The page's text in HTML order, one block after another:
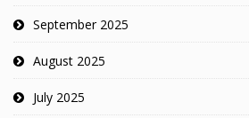
September 2025
August 2025
July 2025